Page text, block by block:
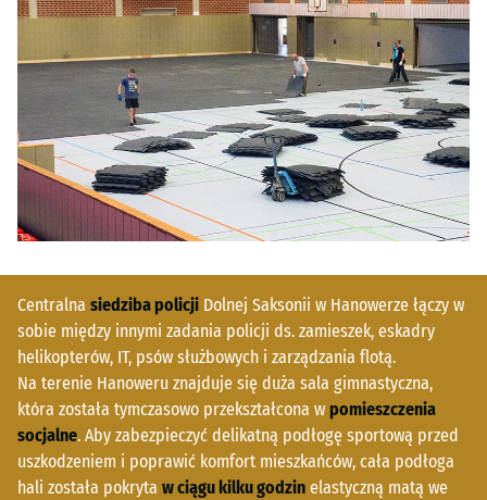
Centralna siedziba policji Dolnej Saksonii w Hanowerze łączy w
sobie między innymi zadania policji ds. zamieszek, eskadry
helikopterów, IT, psów służbowych i zarządzania flotą.
Na terenie Hanoweru znajduje się duża sala gimnastyczna,
która została tymczasowo przekształcona w pomieszczenia
socjalne. Aby zabezpieczyć delikatną podłogę sportową przed
uszkodzeniem i poprawić komfort mieszkańców, cała podłoga
hali została pokryta w ciągu kilku godzin elastyczną matą we